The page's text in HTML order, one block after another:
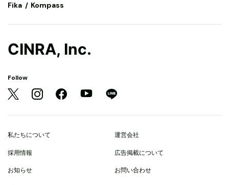
Fika Kompass
CINRA, Inc.
Follow
私たちについて 運営会社
採用情報 広告掲載について
お知らせ お問い合わせ